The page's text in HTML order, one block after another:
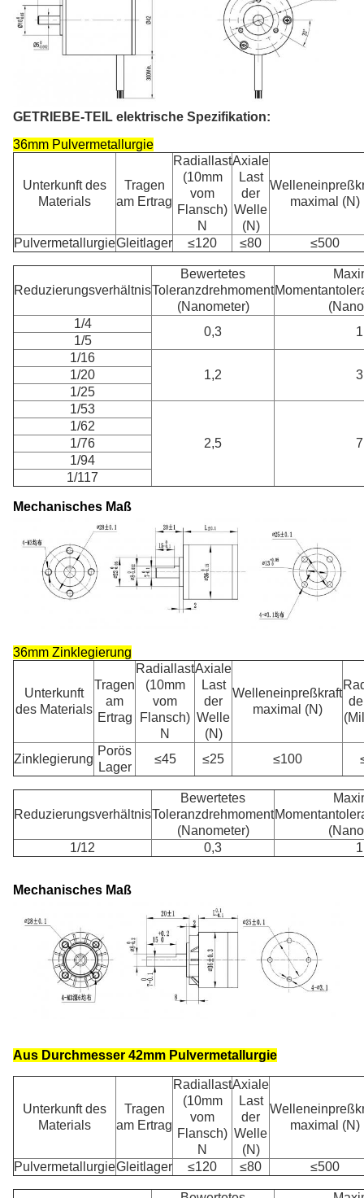
GETRIEBE-TEIL elektrische Spezifikation:
36mm Pulvermetallurgie
Unterkunft des
Materials
Tragen
am Ertrag
Radiallast
(10mm
vom
Flansch)
N
Axiale
Last
der
Welle
(N)
maximal (N)
PulvermetallurgieGleitlager ≤120 ≤80 ≤500
Reduzierungsverhältnis
Bewertetes
Toleranzdrehmoment
(Nanometer)
1/4
0,3
1/5
1/16
1,2
1/20
1/25
1/53
2,5
1/62
1/76
1/94
1/117
Mechanisches Maß
36mm Zinklegierung
Unterkunft
des Materials
Tragen
am
Ertrag
Radiallast
(10mm
vom
Flansch)
N
Axiale
Last
der
Welle
(N)
Welleneinpreßkraft
maximal (N)
Zinklegierung
Porös
Lager
≤45 ≤25 ≤100
Reduzierungsverhältnis
Bewertetes
Toleranzdrehmoment
(Nanometer)
1/12
0,3
Mechanisches Maß
Aus Durchmesser 42mm Pulvermetallurgie
Unterkunft des
Materials
Tragen
am Ertrag
Radiallast
(10mm
vom
Flansch)
N
Axiale
Last
der
Welle
(N)
maximal (N)
PulvermetallurgieGleitlager ≤120 ≤80 ≤500